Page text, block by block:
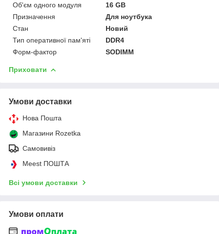
Об'єм одного модуля
16 GB
Призначення
Для ноутбука
Стан
Новий
Тип оперативної пам'яті
DDR4
Форм-фактор
SODIMM
Приховати
Умови доставки
Нова Пошта
Магазини Rozetka
Самовивіз
Meest ПОШТА
Всі умови доставки
Умови оплати